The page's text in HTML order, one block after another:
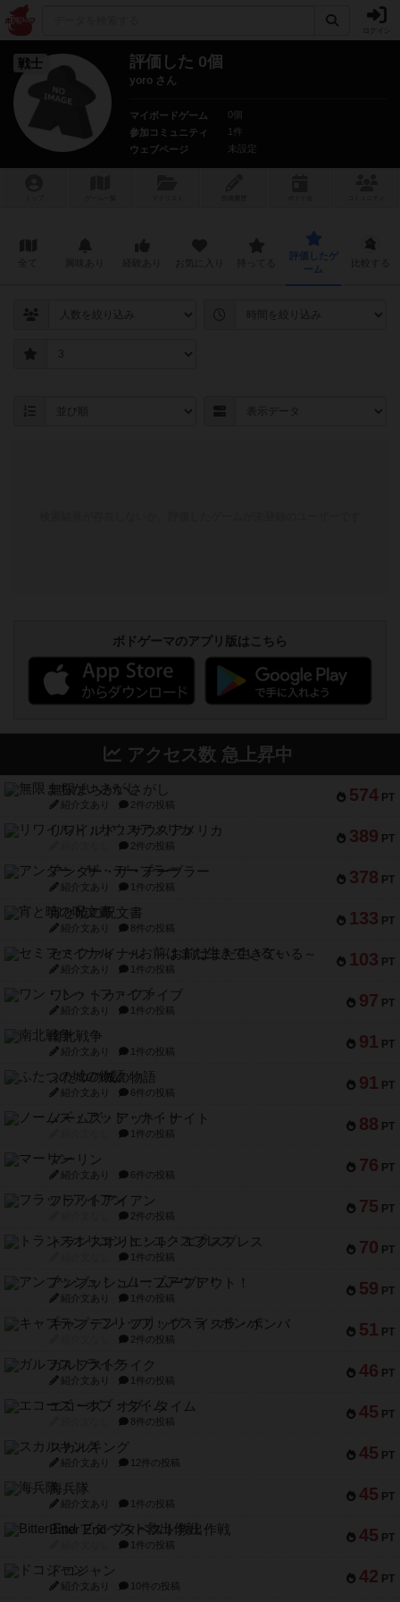
戦士 評価した 0個
yoro さん
マイボードゲーム
0個
参加コミュニティ
1件
ウェブページ
未設定
評価したゲ
ーム
ボドゲーマのアプリ版はこちら
アクセス数 急上昇中
574 PT
無限まちがいさがし
紹介文あり 2件の投稿
389 PT
リワイルド：サウスアメリカ
2件の投稿
378 PT
アンダー・ザ・テーブラー
紹介文あり 1件の投稿
133 PT
宵と暁の呪文書
紹介文あり 8件の投稿
103 PT
セミファイナル ～お前はまだ生きている～
紹介文あり 1件の投稿
97 PT
ワン・トゥ・ファイブ
紹介文あり 1件の投稿
91 PT
南北戦争
紹介文あり 1件の投稿
91 PT
ふたつの城の物語
紹介文あり 6件の投稿
88 PT
ノームズ・アット・ナイト
1件の投稿
76 PT
マーリン
紹介文あり 6件の投稿
75 PT
フラットアイアン
2件の投稿
70 PT
トランスオリエント・エクスプレス
1件の投稿
59 PT
アンブッシュ！：ムーブアウト！
紹介文あり 1件の投稿
51 PT
キャプテン・フリップ：イスラ・ボンバ
2件の投稿
46 PT
ガルフストライク
紹介文あり 1件の投稿
45 PT
エコーズ・オブ・タイム
8件の投稿
45 PT
スカルキング
紹介文あり 12件の投稿
45 PT
海兵隊
紹介文あり 1件の投稿
45 PT
Bitter End ブタペスト救出作戦
1件の投稿
42 PT
ドコジャン
紹介文あり 10件の投稿